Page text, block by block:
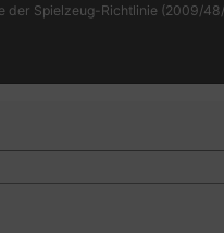
der Spielzeug-Richtlinie (2009/